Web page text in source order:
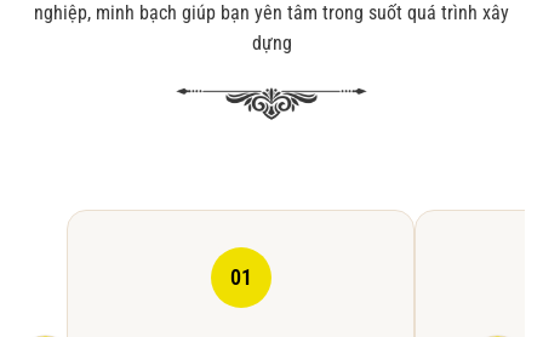
nghiệp, minh bạch giúp bạn yên tâm trong suốt quá trình xây
dựng
01